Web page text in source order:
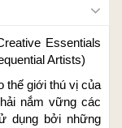
Essentials
Artists)
thế giới thú vị của
nắm vững các
dụng bởi những